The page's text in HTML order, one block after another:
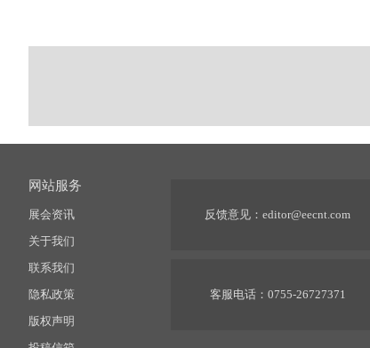
网站服务
展会资讯
关于我们
联系我们
隐私政策
版权声明
反馈意见： editor@eecnt.com
客服电话：0755-26727371